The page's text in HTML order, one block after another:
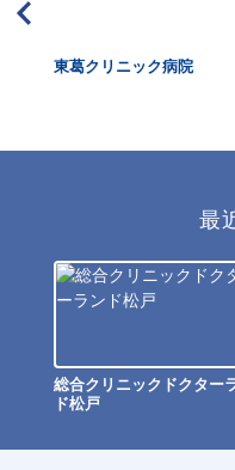
東葛クリニック病院
最
総合クリニックドクター
ド松戸